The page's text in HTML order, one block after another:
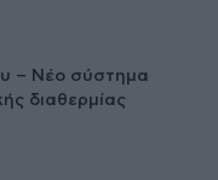
– Νέο σύστημα
διαθερμίας